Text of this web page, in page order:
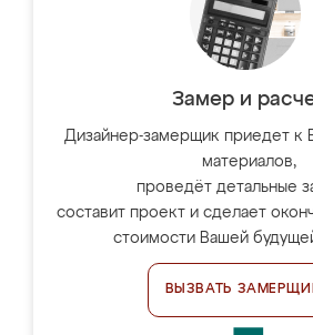
Замер и
Дизайнер-замерщик приедет к
материалов,
проведёт детальные
составит проект и сделает
стоимости Вашей
ВЫЗВАТЬ